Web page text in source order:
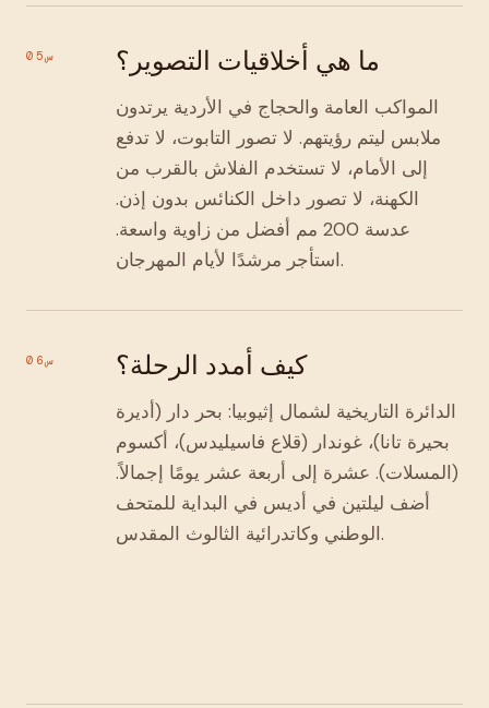
س05 ما هي أخلاقيات التصوير؟
المواكب العامة والحجاج في الأردية يرتدون
ملابس ليتم رؤيتهم. لا تصور التابوت، لا تدفع
إلى الأمام، لا تستخدم الفلاش بالقرب من
الكهنة، لا تصور داخل الكنائس بدون إذن.
عدسة 200 مم أفضل من زاوية واسعة.
استأجر مرشدًا لأيام المهرجان.
س06 كيف أمدد الرحلة؟
الدائرة التاريخية لشمال إثيوبيا: بحر دار (أديرة
بحيرة تانا)، غوندار (قلاع فاسيليدس)، أكسوم
(المسلات). عشرة إلى أربعة عشر يومًا إجمالاً.
أضف ليلتين في أديس في البداية للمتحف
الوطني وكاتدرائية الثالوث المقدس.